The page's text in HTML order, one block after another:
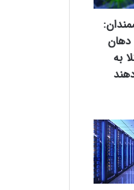
دهان
به